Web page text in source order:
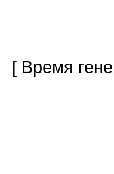
[ Время